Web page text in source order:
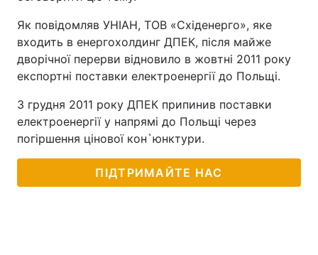
Як повідомляв УНІАН, ТОВ «Східенерго», яке
входить в енергохолдинг ДПЕК, після майже
дворічної перерви відновило в жовтні 2011 року
експортні поставки електроенергії до Польщі.
З грудня 2011 року ДПЕК припинив поставки
електроенергії у напрямі до Польщі через
погіршення цінової кон`юнктури.
ПІДТРИМАЙТЕ НАС